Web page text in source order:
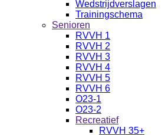
Wedstrijdverslagen
Trainingschema
Senioren
RVVH 1
RVVH 2
RVVH 3
RVVH 4
RVVH 5
RVVH 6
O23-1
O23-2
Recreatief
RVVH 35+